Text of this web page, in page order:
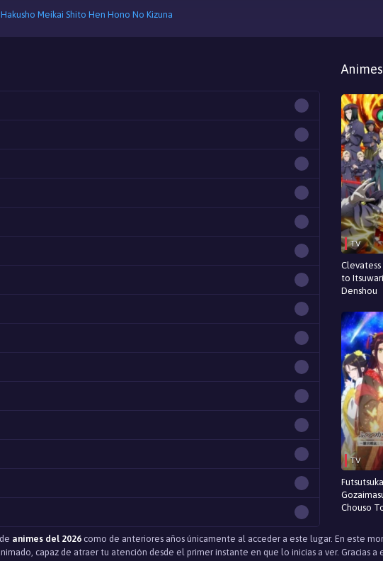
Hakusho Meikai Shito Hen Hono No Kizuna
TV
Clevatess
to
Denshou
TV
Chouso
animes del 2026 como de anteriores años únicamente al acceder a este lugar. En este
capaz de atraer tu atención desde el primer instante en que lo inicias a ver. Gracias